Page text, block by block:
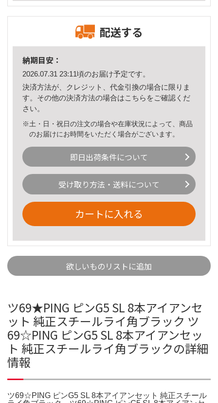
配送する
納期目安：
2026.07.31 23:11頃のお届け予定です。
決済方法が、クレジット、代金引換の場合に限りま
す。その他の決済方法の場合はこちら をご確認くだ
さい。
※土・日・祝日の注文の場合や在庫状況によって、商品
のお届けにお時間をいただく場合がございます。
即日出荷条件について
受け取り方法・送料について
カートに入れる
欲しいものリストに追加
ツ69★PING ピンG5 SL 8本アイアンセ
ット 純正スチールライ角ブラック ツ
69☆PING ピンG5 SL 8本アイアンセッ
ト 純正スチールライ角ブラックの詳細
情報
ツ69☆PING ピンG5 SL 8本アイアンセット 純正スチール